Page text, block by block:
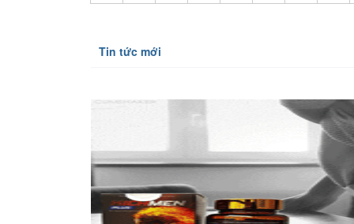
Tin tức mới